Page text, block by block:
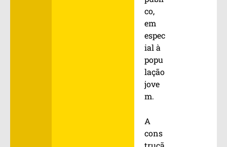
co,
em
espec
ial à
popu
lação
jove
m.
A
cons